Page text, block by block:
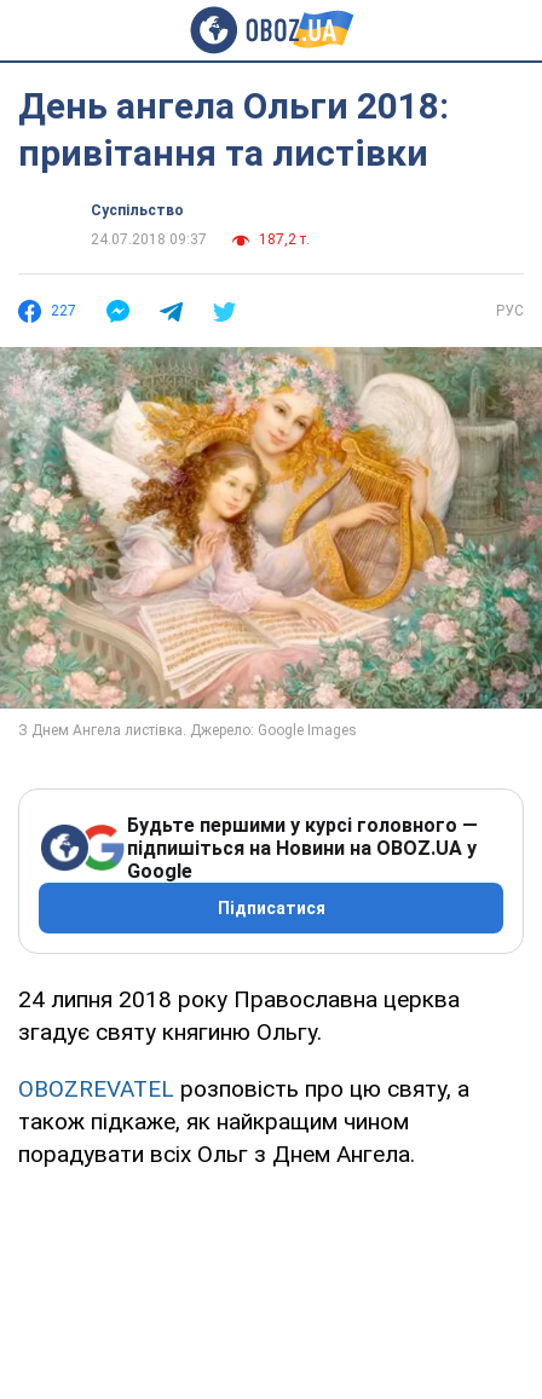
День ангела Ольги 2018:
привітання та листівки
Суспільство
24.07.2018 09:37
187,2 т.
227 РУС
Будьте першими у курсі головного —
підпишіться на Новини на OBOZ.UA у
Google
Підписатися
24 липня 2018 року Православна церква
згадує святу княгиню Ольгу.
OBOZREVATEL розповість про цю святу, а
також підкаже, як найкращим чином
порадувати всіх Ольг з Днем Ангела.